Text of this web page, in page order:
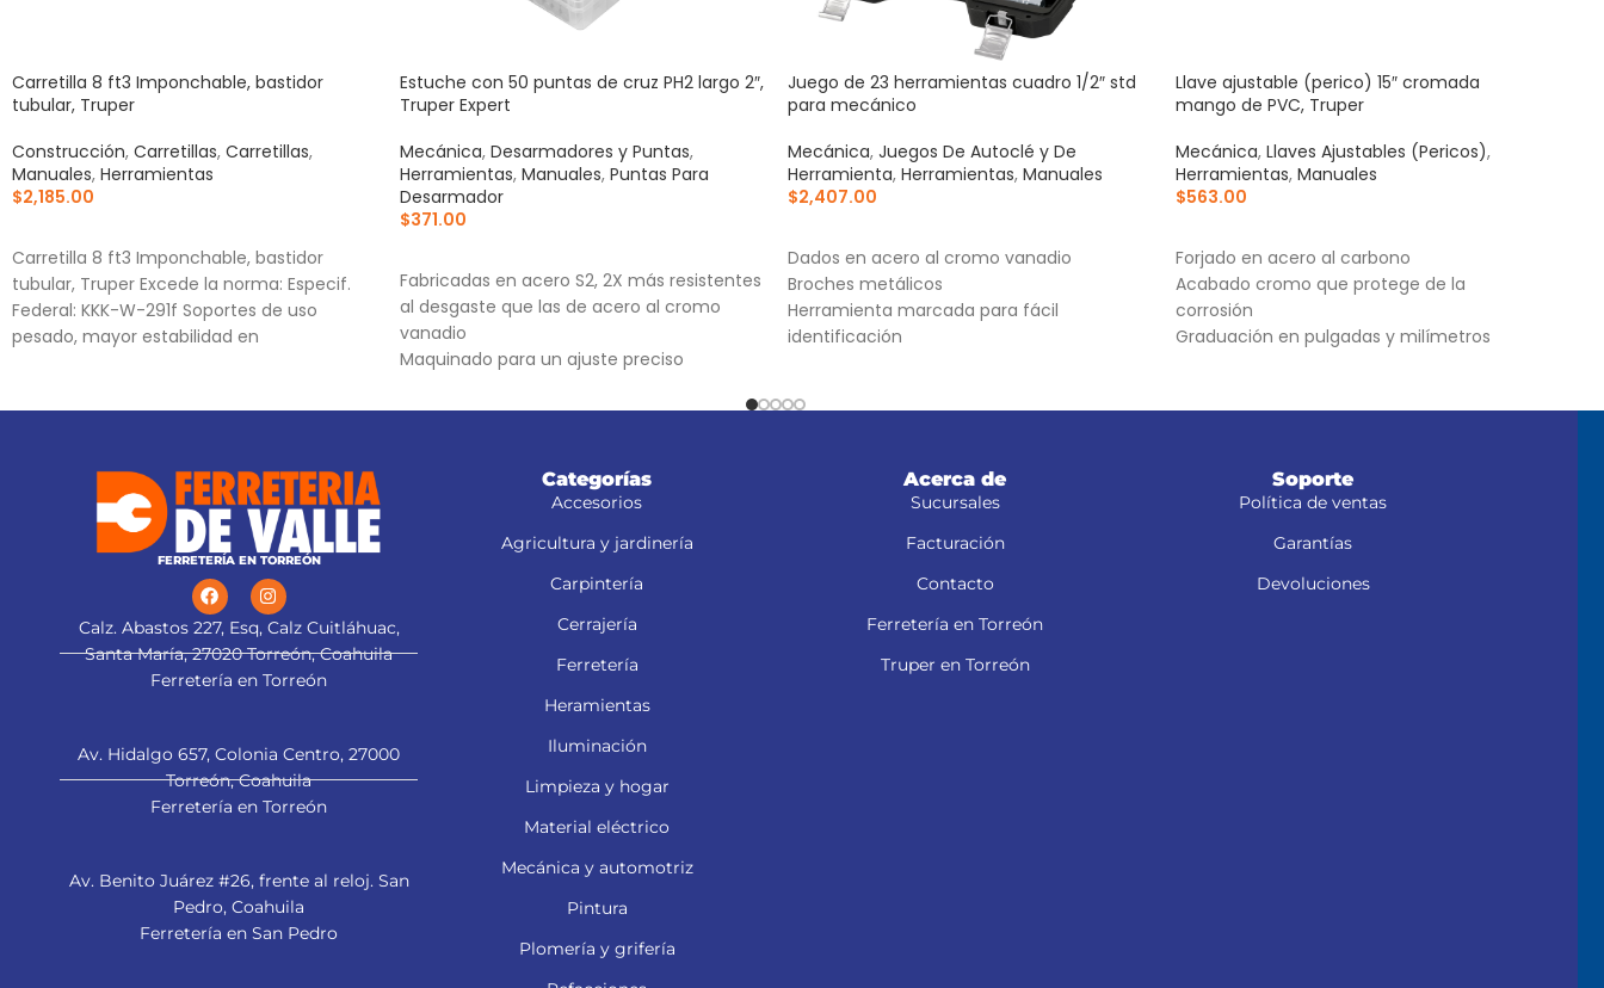
Carretilla 8 ft3 Imponchable, bastidor
tubular, Truper
Construcción, Carretillas, Carretillas,
Manuales, Herramientas
$2,185.00
Carretilla 8 ft3 Imponchable, bastidor
tubular, Truper Excede la norma: Especif.
Federal: KKK-W-291f Soportes de uso
pesado, mayor estabilidad en
Estuche con 50 puntas de cruz PH2 largo 2″,
Truper Expert
Mecánica, Desarmadores y Puntas,
Herramientas, Manuales, Puntas Para
Desarmador
$371.00
Fabricadas en acero S2, 2X más resistentes
al desgaste que las de acero al cromo
vanadio
Maquinado para un ajuste preciso
Juego de 23 herramientas cuadro 1/2″ std
para mecánico
Mecánica, Juegos De Autoclé y De
Herramienta, Herramientas, Manuales
$2,407.00
Dados en acero al cromo vanadio
Broches metálicos
Herramienta marcada para fácil
identificación
Llave ajustable (perico) 15″ cromada
mango de PVC, Truper
Mecánica, Llaves Ajustables (Pericos),
Herramientas, Manuales
$563.00
Forjado en acero al carbono
Acabado cromo que protege de la
corrosión
Graduación en pulgadas y milímetros
FERRETERÍA EN TORREÓN
Calz. Abastos 227, Esq, Calz Cuitláhuac,
Santa María, 27020 Torreón, Coahuila
Ferretería en Torreón
Av. Hidalgo 657, Colonia Centro, 27000
Torreón, Coahuila
Ferretería en Torreón
Av. Benito Juárez #26, frente al reloj. San
Pedro, Coahuila
Ferretería en San Pedro
Categorías
Accesorios
Agricultura y jardinería
Carpintería
Cerrajería
Ferretería
Heramientas
Iluminación
Limpieza y hogar
Material eléctrico
Mecánica y automotriz
Pintura
Plomería y grifería
Acerca de
Sucursales
Facturación
Contacto
Ferretería en Torreón
Truper en Torreón
Soporte
Política de ventas
Garantías
Devoluciones